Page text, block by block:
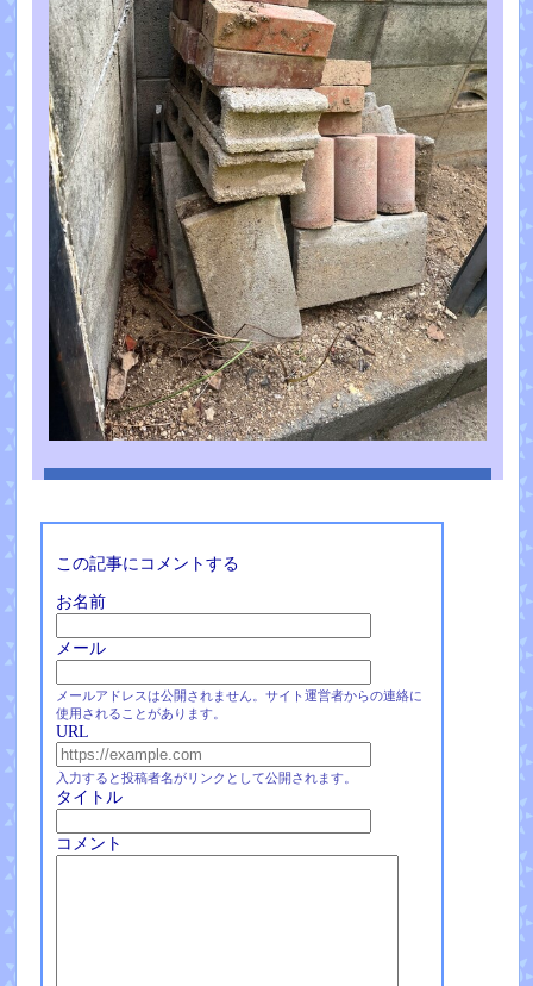
この記事にコメントする
お名前
メール
メールアドレスは公開されません。サイト運営者からの連絡に
使用されることがあります。
URL
入力すると投稿者名がリンクとして公開されます。
タイトル
コメント